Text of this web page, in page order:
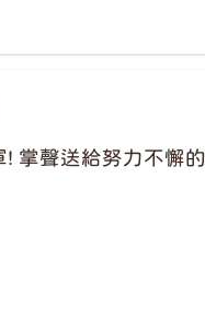
掌聲送給努力不懈